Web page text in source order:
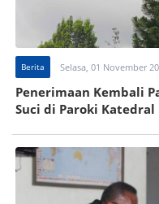
Berita Selasa, 01 November
Penerimaan Kembali
Suci di Paroki Katedral